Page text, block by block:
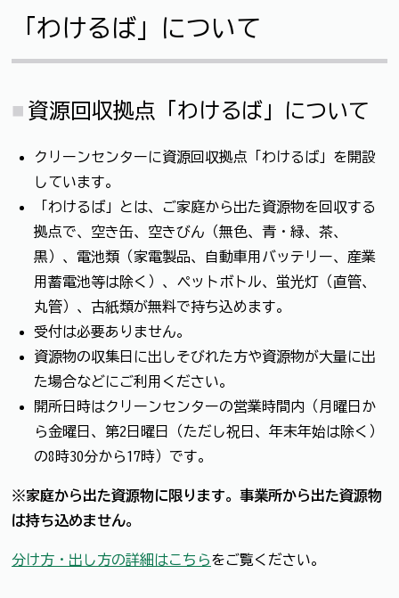
「わけるば」について
資源回収拠点「わけるば」について
クリーンセンターに資源回収拠点「わけるば」を開設
しています。
「わけるば」とは、ご家庭から出た資源物を回収する
拠点で、空き缶、空きびん（無色、青・緑、茶、
黒）、電池類（家電製品、自動車用バッテリー、産業
用蓄電池等は除く）、ペットボトル、蛍光灯（直管、
丸管）、古紙類が無料で持ち込めます。
受付は必要ありません。
資源物の収集日に出しそびれた方や資源物が大量に出
た場合などにご利用ください。
開所日時はクリーンセンターの営業時間内（月曜日か
ら金曜日、第2日曜日（ただし祝日、年末年始は除く）
の8時30分から17時）です。
※家庭から出た資源物に限ります。事業所から出た資源物
は持ち込めません。
分け方・出し方の詳細はこちらをご覧ください。